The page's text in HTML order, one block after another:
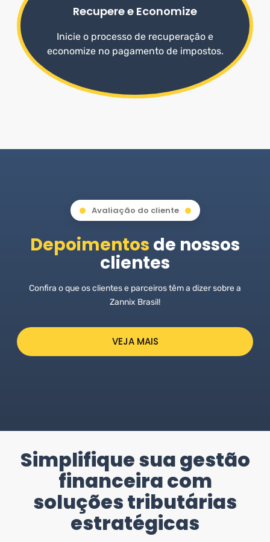
Recupere e Economize
Inicie o processo de recuperação e
economize no pagamento de impostos.
Avaliação do cliente
Depoimentos de nossos
clientes
Confira o que os clientes e parceiros têm a dizer sobre a
Zannix Brasil!
VEJA MAIS
Simplifique sua gestão
financeira com
soluções tributárias
estratégicas